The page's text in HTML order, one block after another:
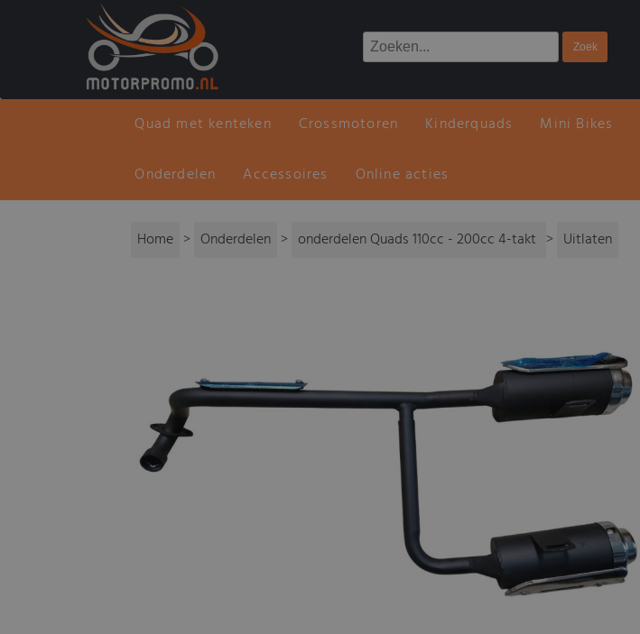
Quad met kenteken Crossmotoren Kinderquads Mini Bikes
Onderdelen Accessoires Online acties
Home > Onderdelen > onderdelen Quads 110cc - 200cc 4-takt > Uitlaten